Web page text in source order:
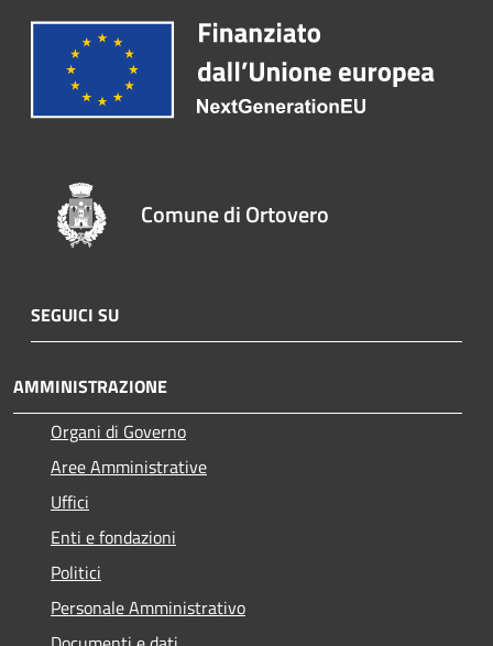
Comune di Ortovero
SEGUICI SU
AMMINISTRAZIONE
Organi di Governo
Aree Amministrative
Uffici
Enti e fondazioni
Politici
Personale Amministrativo